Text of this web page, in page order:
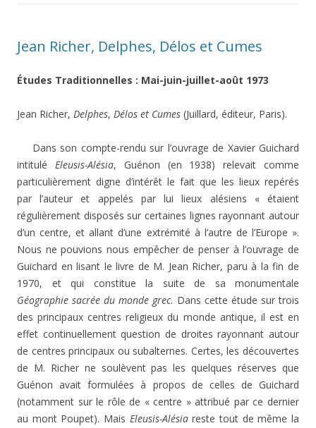
Jean Richer, Delphes, Délos et Cumes
Études Traditionnelles : Mai-juin-juillet-août 1973
Jean Richer, Delphes, Délos et Cumes (Juillard, éditeur, Paris).
Dans son compte-rendu sur l’ouvrage de Xavier Guichard
intitulé Eleusis-Alésia, Guénon (en 1938) relevait comme
particulièrement digne d’intérêt le fait que les lieux repérés
par l’auteur et appelés par lui lieux alésiens « étaient
régulièrement disposés sur certaines lignes rayonnant autour
d’un centre, et allant d’une extrémité à l’autre de l’Europe ».
Nous ne pouvions nous empêcher de penser à l’ouvrage de
Guichard en lisant le livre de M. Jean Richer, paru à la fin de
1970, et qui constitue la suite de sa monumentale
Géographie sacrée du monde grec. Dans cette étude sur trois
des principaux centres religieux du monde antique, il est en
effet continuellement question de droites rayonnant autour
de centres principaux ou subalternes. Certes, les découvertes
de M. Richer ne soulèvent pas les quelques réserves que
Guénon avait formulées à propos de celles de Guichard
(notamment sur le rôle de « centre » attribué par ce dernier
au mont Poupet). Mais Eleusis-Alésiareste tout de même la